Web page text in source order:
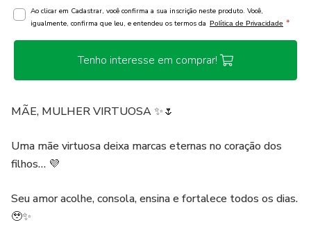
Ao clicar em Cadastrar, você confirma a sua inscrição neste produto. Você,
igualmente, confirma que leu, e entendeu os termos da Política de Privacidade *
Tenho interesse em comprar!
MÃE, MULHER VIRTUOSA ✨🌷
Uma mãe virtuosa deixa marcas eternas no coração dos
filhos… 💜
Seu amor acolhe, consola, ensina e fortalece todos os dias.
🥹✨